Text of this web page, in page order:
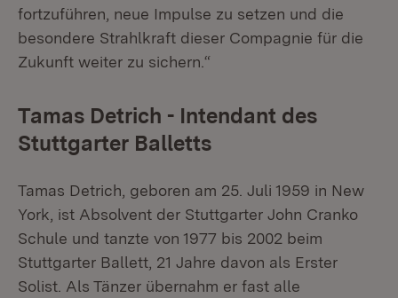
fortzuführen, neue Impulse zu setzen und die
besondere Strahlkraft dieser Compagnie für die
Zukunft weiter zu sichern.“
Tamas Detrich - Intendant des
Stuttgarter Balletts
Tamas Detrich, geboren am 25. Juli 1959 in New
York, ist Absolvent der Stuttgarter John Cranko
Schule und tanzte von 1977 bis 2002 beim
Stuttgarter Ballett, 21 Jahre davon als Erster
Solist. Als Tänzer übernahm er fast alle